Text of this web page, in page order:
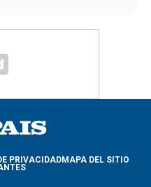
PRIVACIDADMAPA DEL SITIO